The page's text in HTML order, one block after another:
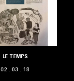
LE TEMPS
02 . 03 . 18